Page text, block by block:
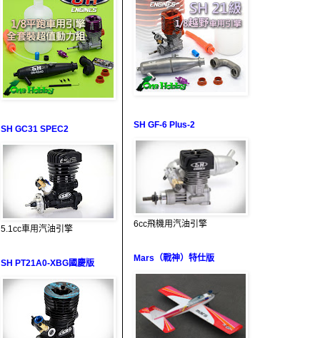
SH GC31 SPEC2
5.1cc車用汽油引擎
SH PT21A0-XBG國慶版
SH GF-6 Plus-2
6cc飛機用汽油引擎
Mars（戰神）特仕版